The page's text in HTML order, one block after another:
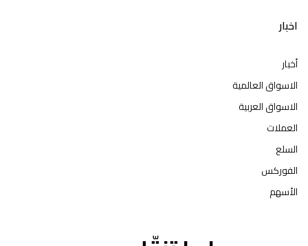
اخبار
أخبار
الاسواق العالمية
الاسواق العربية
العملات
السلع
الفوركس
الأسهم